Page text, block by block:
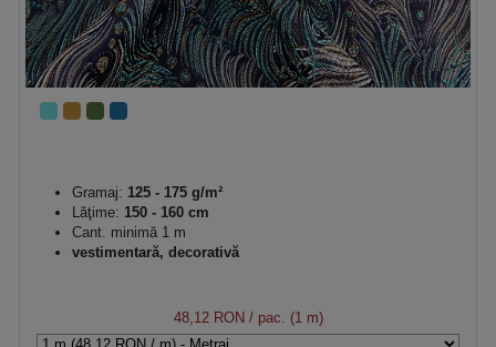
Gramaj: 125 - 175 g/m²
Lăţime: 150 - 160 cm
Cant. minimă 1 m
vestimentară, decorativă
48,12 RON / pac. (1 m)